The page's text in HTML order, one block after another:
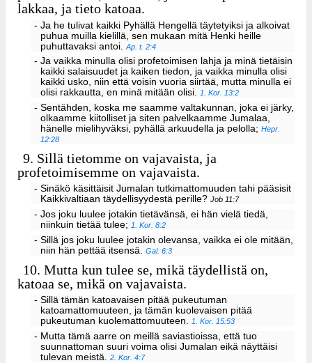
lakkaa, ja tieto katoaa.
- Ja he tulivat kaikki Pyhällä Hengellä täytetyiksi ja alkoivat
puhua muilla kielillä, sen mukaan mitä Henki heille
puhuttavaksi antoi.Ap. t. 2:4
- Ja vaikka minulla olisi profetoimisen lahja ja minä tietäisin
kaikki salaisuudet ja kaiken tiedon, ja vaikka minulla olisi
kaikki usko, niin että voisin vuoria siirtää, mutta minulla ei
olisi rakkautta, en minä mitään olisi.1. Kor. 13:2
- Sentähden, koska me saamme valtakunnan, joka ei järky,
olkaamme kiitolliset ja siten palvelkaamme Jumalaa,
hänelle mielihyväksi, pyhällä arkuudella ja pelolla;Hepr.
12:28
9. Sillä tietomme on vajavaista, ja
profetoimisemme on vajavaista.
- Sinäkö käsittäisit Jumalan tutkimattomuuden tahi pääsisit
Kaikkivaltiaan täydellisyydestä perille?Job 11:7
- Jos joku luulee jotakin tietävänsä, ei hän vielä tiedä,
niinkuin tietää tulee;1. Kor. 8:2
- Sillä jos joku luulee jotakin olevansa, vaikka ei ole mitään,
niin hän pettää itsensä.Gal. 6:3
10. Mutta kun tulee se, mikä täydellistä on,
katoaa se, mikä on vajavaista.
- Sillä tämän katoavaisen pitää pukeutuman
katoamattomuuteen, ja tämän kuolevaisen pitää
pukeutuman kuolemattomuuteen.1. Kor. 15:53
- Mutta tämä aarre on meillä saviastioissa, että tuo
suunnattoman suuri voima olisi Jumalan eikä näyttäisi
tulevan meistä.2. Kor. 4:7